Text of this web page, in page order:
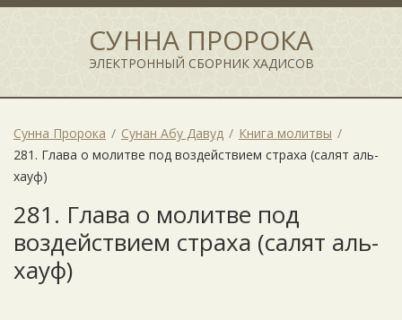
СУННА ПРОРОКА
ЭЛЕКТРОННЫЙ СБОРНИК ХАДИСОВ
Сунна Пророка Сунан Абу Давуд
Книга молитвы
281. Глава о молитве под воздействием страха (салят аль-
хауф)
281. Глава о молитве под
воздействием страха (салят аль-
хауф)